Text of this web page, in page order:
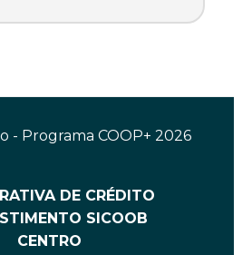
- Programa COOP+ 2026
DE CRÉDITO
SICOOB
CENTRO